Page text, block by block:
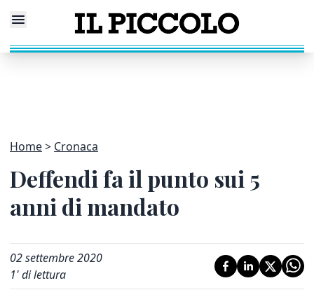
Home Cronaca
Deffendi fa il punto sui 5
anni di mandato
02 settembre 2020
1' di lettura